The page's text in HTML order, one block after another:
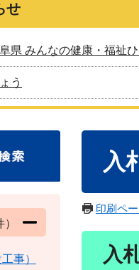
せ
県 みんなの健康・福祉
う
入
印刷ペ
入
事）